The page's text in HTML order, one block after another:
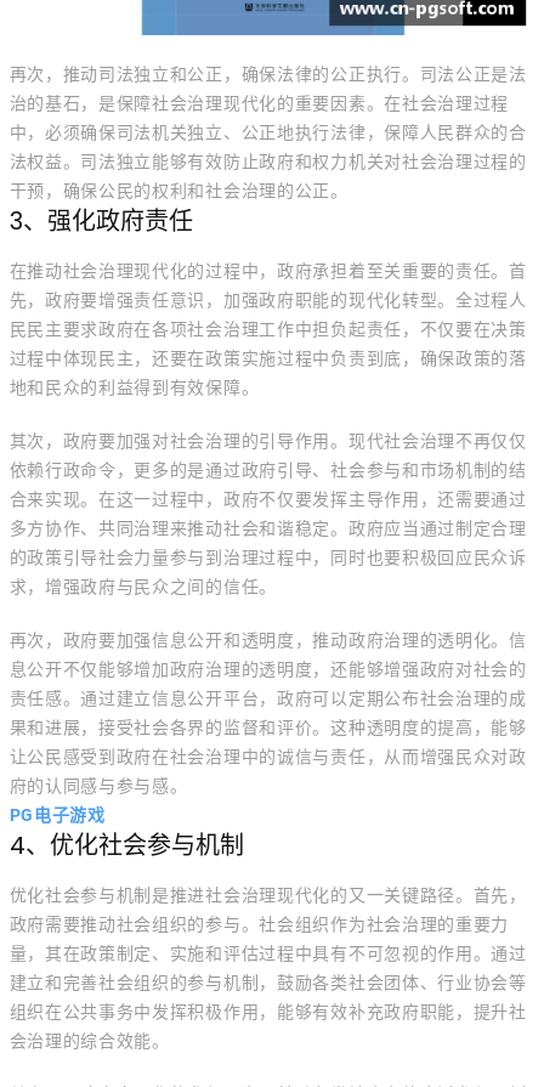
再次，推动司法独立和公正，确保法律的公正执行。司法公正是法
治的基石，是保障社会治理现代化的重要因素。在社会治理过程
中，必须确保司法机关独立、公正地执行法律，保障人民群众的合
法权益。司法独立能够有效防止政府和权力机关对社会治理过程的
干预，确保公民的权利和社会治理的公正。
3、强化政府责任
在推动社会治理现代化的过程中，政府承担着至关重要的责任。首
先，政府要增强责任意识，加强政府职能的现代化转型。全过程人
民民主要求政府在各项社会治理工作中担负起责任，不仅要在决策
过程中体现民主，还要在政策实施过程中负责到底，确保政策的落
地和民众的利益得到有效保障。
其次，政府要加强对社会治理的引导作用。现代社会治理不再仅仅
依赖行政命令，更多的是通过政府引导、社会参与和市场机制的结
合来实现。在这一过程中，政府不仅要发挥主导作用，还需要通过
多方协作、共同治理来推动社会和谐稳定。政府应当通过制定合理
的政策引导社会力量参与到治理过程中，同时也要积极回应民众诉
求，增强政府与民众之间的信任。
再次，政府要加强信息公开和透明度，推动政府治理的透明化。信
息公开不仅能够增加政府治理的透明度，还能够增强政府对社会的
责任感。通过建立信息公开平台，政府可以定期公布社会治理的成
果和进展，接受社会各界的监督和评价。这种透明度的提高，能够
让公民感受到政府在社会治理中的诚信与责任，从而增强民众对政
府的认同感与参与感。
PG电子游戏
4、优化社会参与机制
优化社会参与机制是推进社会治理现代化的又一关键路径。首先，
政府需要推动社会组织的参与。社会组织作为社会治理的重要力
量，其在政策制定、实施和评估过程中具有不可忽视的作用。通过
建立和完善社会组织的参与机制，鼓励各类社会团体、行业协会等
组织在公共事务中发挥积极作用，能够有效补充政府职能，提升社
会治理的综合效能。